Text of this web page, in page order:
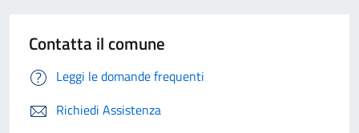
Contatta il comune
Leggi le domande frequenti
Richiedi Assistenza